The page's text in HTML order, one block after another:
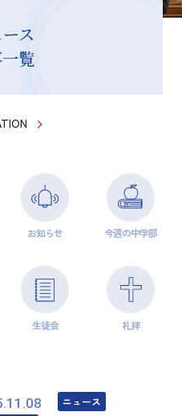
ス
覧
お知らせ 今週の中学部
生徒会 礼拝
ニュース